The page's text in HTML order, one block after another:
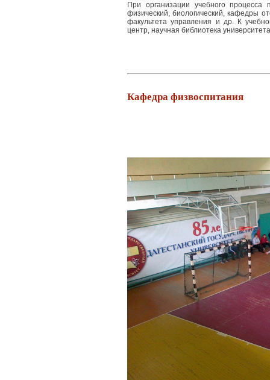
При организации учебного процесса
физический, биологический, кафедры
факультета управления и др. К
центр, научная библиотека
Кафедра физвоспитания